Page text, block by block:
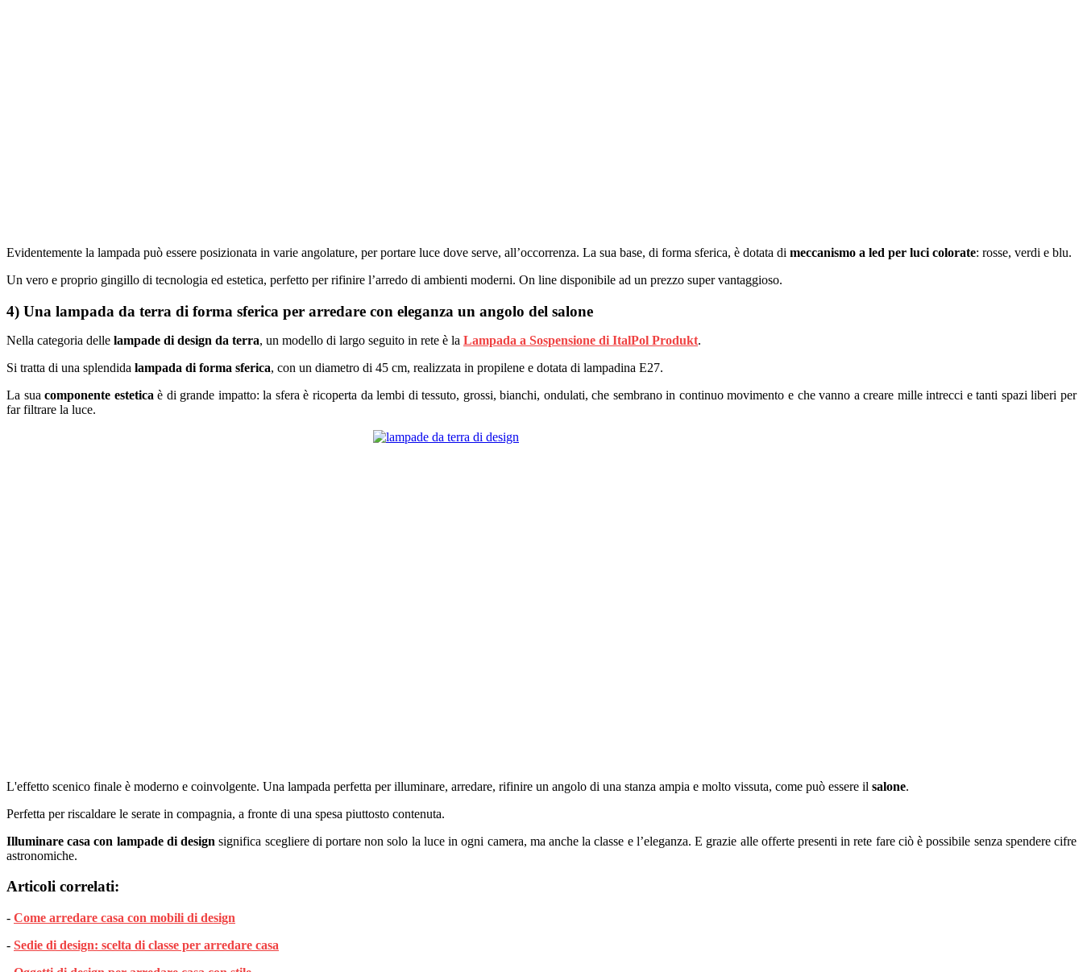
Evidentemente la lampada può essere posizionata in varie angolature, per portare luce dove serve, all’occorrenza. La sua base, di forma sferica, è dotata di meccanismo a led per luci colorate: rosse, verdi e blu.
Un vero e proprio gingillo di tecnologia ed estetica, perfetto per rifinire l’arredo di ambienti moderni. On line disponibile ad un prezzo super vantaggioso.
4) Una lampada da terra di forma sferica per arredare con eleganza un angolo del salone
Nella categoria delle lampade di design da terra, un modello di largo seguito in rete è la Lampada a Sospensione di ItalPol Produkt.
Si tratta di una splendida lampada di forma sferica, con un diametro di 45 cm, realizzata in propilene e dotata di lampadina E27.
La suacomponente estetica è di grande impatto: la sfera è ricoperta da lembi di tessuto, grossi, bianchi, ondulati, che sembrano in continuo movimento e che vanno a creare mille intrecci e tanti spazi liberi per
far filtrare la luce.
L'effetto scenico finale è moderno e coinvolgente. Una lampada perfetta per illuminare, arredare, rifinire un angolo di una stanza ampia e molto vissuta, come può essere il salone.
Perfetta per riscaldare le serate in compagnia, a fronte di una spesa piuttosto contenuta.
Illuminare casa con lampade di design significa scegliere di portare non solo la luce in ogni camera, ma anche la classe e l’eleganza. E grazie alle offerte presenti in rete fare ciò è possibile senza spendere cifre
astronomiche.
Articoli correlati:
- Come arredare casa con mobili di design
- Sedie di design: scelta di classe per arredare casa